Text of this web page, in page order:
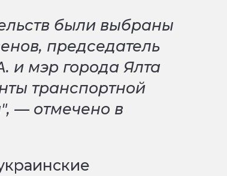
были выбраны
председатель
и мэр города Ялта
транспортной
— отмечено в